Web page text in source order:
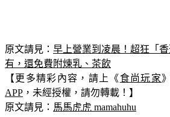
原文請見： 早上營業到凌晨！超狂「
有，還免費附煉乳、茶飲
【更多精彩內容，請上《 食尚玩家
APP ，未經授權，請勿轉載！】
原文請見： 馬馬虎虎 mamahuhu